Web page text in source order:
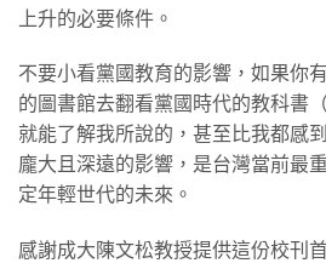
上升的必要條件。
不要小看黨國教育的影響，如果你
的圖書館去翻看黨國時代的教科書
就能了解我所說的，甚至比我都感
龐大且深遠的影響，是台灣當前最
定年輕世代的未來。
感謝成大陳文松教授提供這份校刊